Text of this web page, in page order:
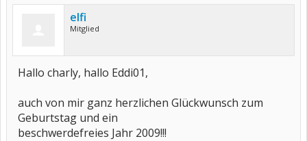
elfi
Mitglied
Hallo charly, hallo Eddi01,
auch von mir ganz herzlichen Glückwunsch zum
Geburtstag und ein
beschwerdefreies Jahr 2009!!!